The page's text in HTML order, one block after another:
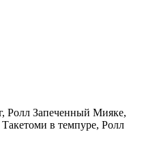
Ролл Запеченный Мияке,
в темпуре, Ролл